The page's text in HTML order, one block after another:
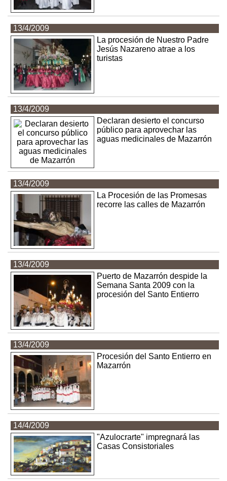
13/4/2009
La procesión de Nuestro Padre
Jesús Nazareno atrae a los
turistas
13/4/2009
Declaran desierto el concurso
público para aprovechar las
aguas medicinales de Mazarrón
13/4/2009
La Procesión de las Promesas
recorre las calles de Mazarrón
13/4/2009
Puerto de Mazarrón despide la
Semana Santa 2009 con la
procesión del Santo Entierro
13/4/2009
Procesión del Santo Entierro en
Mazarrón
14/4/2009
"Azulocrarte" impregnará las
Casas Consistoriales